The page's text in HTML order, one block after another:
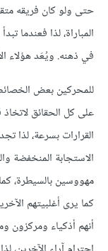
حتى ولو كان فريقه
المباراة، لذا فعندما
في ذهنه. ويُعَد هؤلاء
للمحركين بعض
على كل الحقائق
القرارات بسرعة، لذا
الاستجابة المنخفضة
مهووسين بالسيطرة،
كما يرى أغلبيتهم
أنهم أذكياء ومركزون